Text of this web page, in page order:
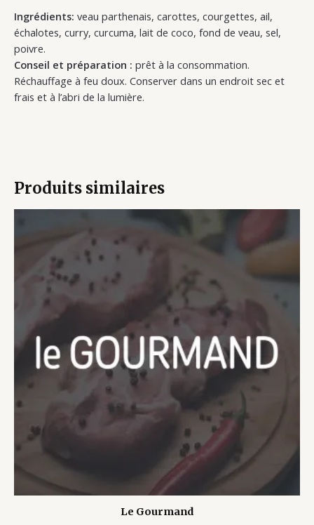
Ingrédients: veau parthenais, carottes, courgettes, ail,
échalotes, curry, curcuma, lait de coco, fond de veau, sel,
poivre.
Conseil et préparation : prêt à la consommation.
Réchauffage à feu doux. Conserver dans un endroit sec et
frais et à l’abri de la lumière.
Produits similaires
Le Gourmand